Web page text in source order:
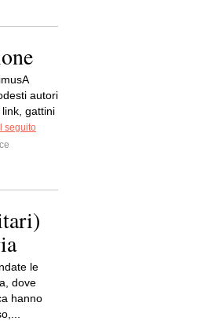
autori
gattini
seguito
le
dove
hanno